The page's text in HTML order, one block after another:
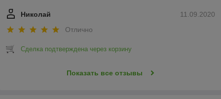
11.09.2020
Николай
Отлично
Сделка подтверждена через корзину
Показать все отзывы